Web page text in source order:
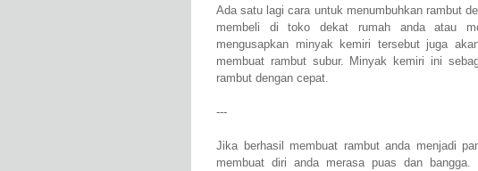
Ada satu lagi cara untuk menumbuhkan rambut
membeli di toko dekat rumah anda atau
mengusapkan minyak kemiri tersebut juga
membuat rambut subur. Minyak kemiri ini
rambut dengan cepat.
---
Jika berhasil membuat rambut anda menjadi
membuat diri anda merasa puas dan